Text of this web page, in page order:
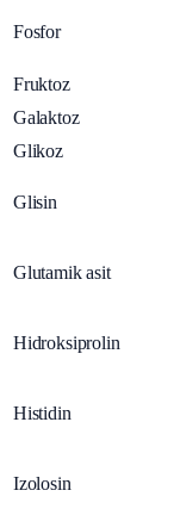
Fosfor
Fruktoz
Galaktoz
Glikoz
Glisin
Glutamik asit
Hidroksiprolin
Histidin
Izolosin